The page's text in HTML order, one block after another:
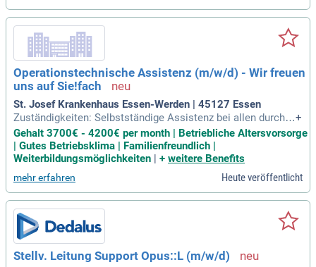
Operationstechnische Assistenz (m/w/d) - Wir freuen
uns auf Sie!fach
St. Josef Krankenhaus Essen-Werden | 45127 Essen
Zuständigkeiten: Selbstständige Assistenz bei allen durchzu
führenden Operationen; :innentätigkeit bei allen durchzuführ
enden Operationen; Übernahme aller anfallenden Tätigkeiten
einer OP-Pflegefachkraft. Bewirb dich jetzt!
+
Gehalt 3700€ - 4200€ per month | Betriebliche Altersvorsorge
| Gutes Betriebsklima | Familienfreundlich |
Weiterbildungsmöglichkeiten
+ weitere Benefits
mehr erfahren Heute veröffentlicht
Stellv. Leitung Support Opus::L (m/w/d)